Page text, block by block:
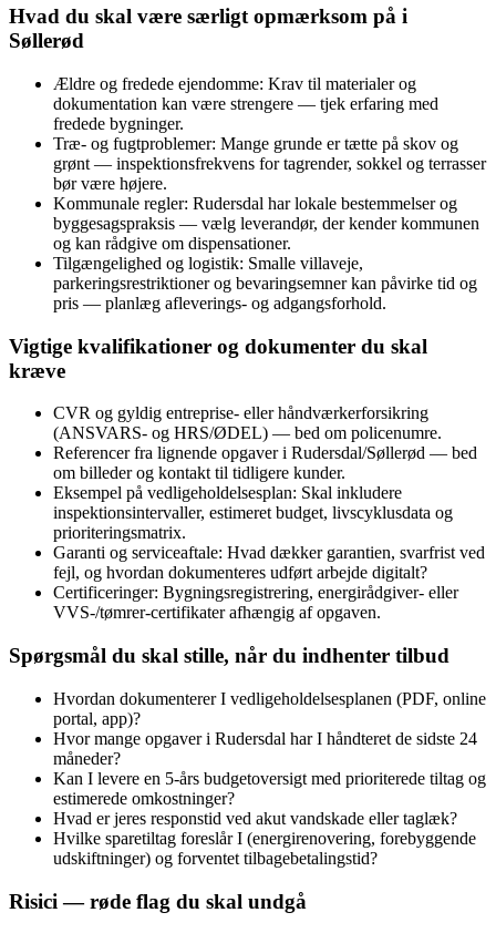
Hvad du skal være særligt opmærksom på i
Søllerød
Ældre og fredede ejendomme: Krav til materialer og
dokumentation kan være strengere — tjek erfaring med
fredede bygninger.
Træ- og fugtproblemer: Mange grunde er tætte på skov og
grønt — inspektionsfrekvens for tagrender, sokkel og terrasser
bør være højere.
Kommunale regler: Rudersdal har lokale bestemmelser og
byggesagspraksis — vælg leverandør, der kender kommunen
og kan rådgive om dispensationer.
Tilgængelighed og logistik: Smalle villaveje,
parkeringsrestriktioner og bevaringsemner kan påvirke tid og
pris — planlæg afleverings- og adgangsforhold.
Vigtige kvalifikationer og dokumenter du skal
kræve
CVR og gyldig entreprise- eller håndværkerforsikring
(ANSVARS- og HRS/ØDEL) — bed om policenumre.
Referencer fra lignende opgaver i Rudersdal/Søllerød — bed
om billeder og kontakt til tidligere kunder.
Eksempel på vedligeholdelsesplan: Skal inkludere
inspektionsintervaller, estimeret budget, livscyklusdata og
prioriteringsmatrix.
Garanti og serviceaftale: Hvad dækker garantien, svarfrist ved
fejl, og hvordan dokumenteres udført arbejde digitalt?
Certificeringer: Bygningsregistrering, energirådgiver- eller
VVS-/tømrer-certifikater afhængig af opgaven.
Spørgsmål du skal stille, når du indhenter tilbud
Hvordan dokumenterer I vedligeholdelsesplanen (PDF, online
portal, app)?
Hvor mange opgaver i Rudersdal har I håndteret de sidste 24
måneder?
Kan I levere en 5‑års budgetoversigt med prioriterede tiltag og
estimerede omkostninger?
Hvad er jeres responstid ved akut vandskade eller taglæk?
Hvilke sparetiltag foreslår I (energirenovering, forebyggende
udskiftninger) og forventet tilbagebetalingstid?
Risici — røde flag du skal undgå